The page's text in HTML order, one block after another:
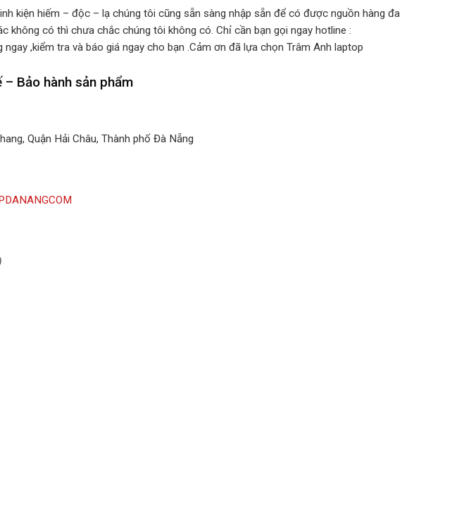
kiện hiếm – độc – lạ chúng tôi cũng sẵn sàng nhập sẵn để có được nguồn hàng đa
không có thì chưa chắc chúng tôi không có. Chỉ cần bạn gọi ngay hotline :
,kiểm tra và báo giá ngay cho bạn .Cảm ơn đã lựa chọn Trâm Anh laptop
Bảo hành sản phẩm
Quận Hải Châu, Thành phố Đà Nẵng